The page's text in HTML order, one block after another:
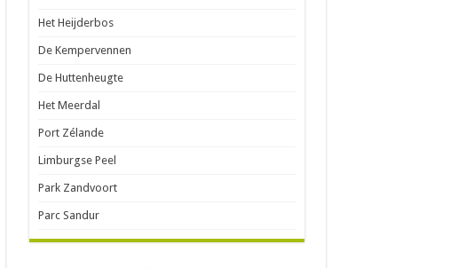
Het Heijderbos
De Kempervennen
De Huttenheugte
Het Meerdal
Port Zélande
Limburgse Peel
Park Zandvoort
Parc Sandur